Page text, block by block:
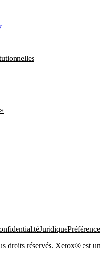
Juridique
droits réservés. Xerox® est